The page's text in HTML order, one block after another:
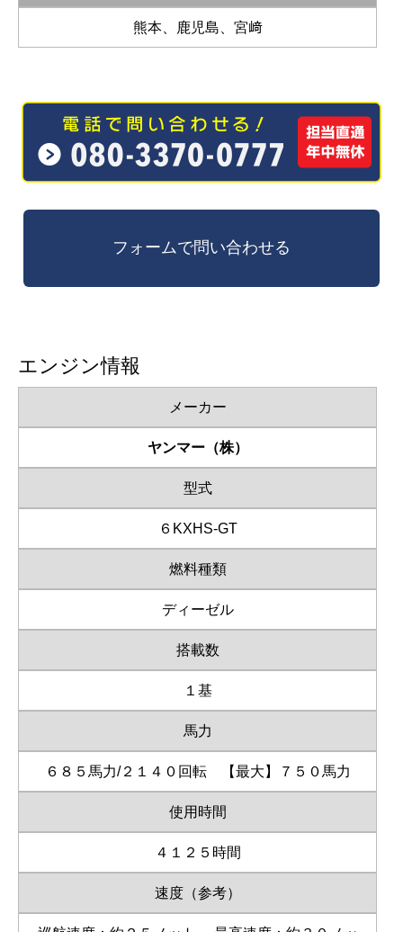
熊本、鹿児島、宮﨑
エンジン情報
メーカー
ヤンマー（株）
型式
６KXHS-GT
燃料種類
ディーゼル
搭載数
１基
馬力
６８５馬力/２１４０回転 【最大】７５０馬力
使用時間
４１２５時間
速度（参考）